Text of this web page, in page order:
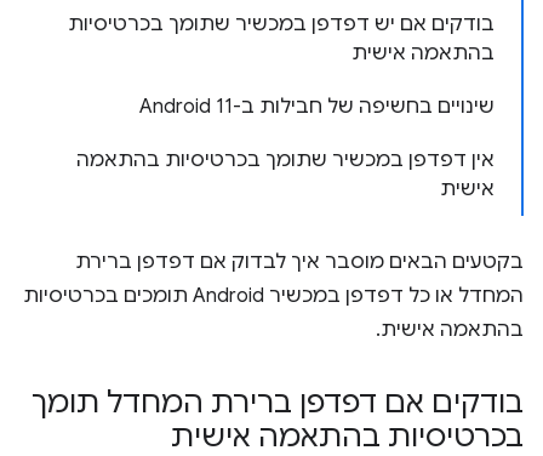
בודקים אם יש דפדפן במכשיר שתומך בכרטיסיות
בהתאמה אישית
שינויים בחשיפה של חבילות ב-Android 11
אין דפדפן במכשיר שתומך בכרטיסיות בהתאמה
אישית
בקטעים הבאים מוסבר איך לבדוק אם דפדפן ברירת
המחדל או כל דפדפן במכשיר Android תומכים בכרטיסיות
בהתאמה אישית.
בודקים אם דפדפן ברירת המחדל תומך
בכרטיסיות בהתאמה אישית